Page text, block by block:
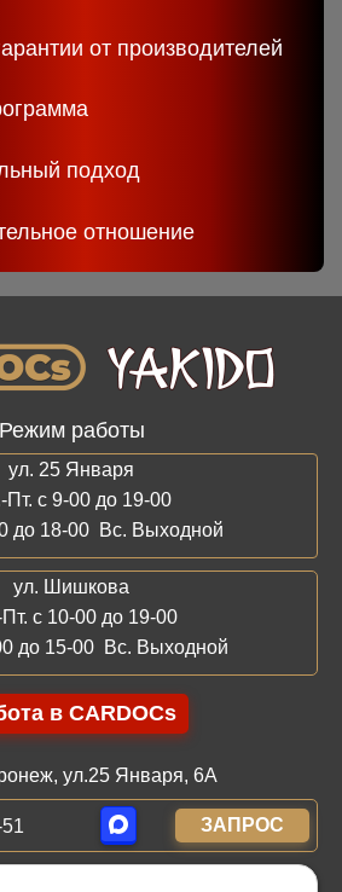
от производителей
подход
отношение
Режим работы
ул. 25 Января
Пт. с 9-00 до 19-00
до 18-00 Вс. Выходной
ул. Шишкова
с 10-00 до 19-00
до 15-00 Вс. Выходной
в CARDOCs
ул.25 Января, 6А
ЗАПРОС